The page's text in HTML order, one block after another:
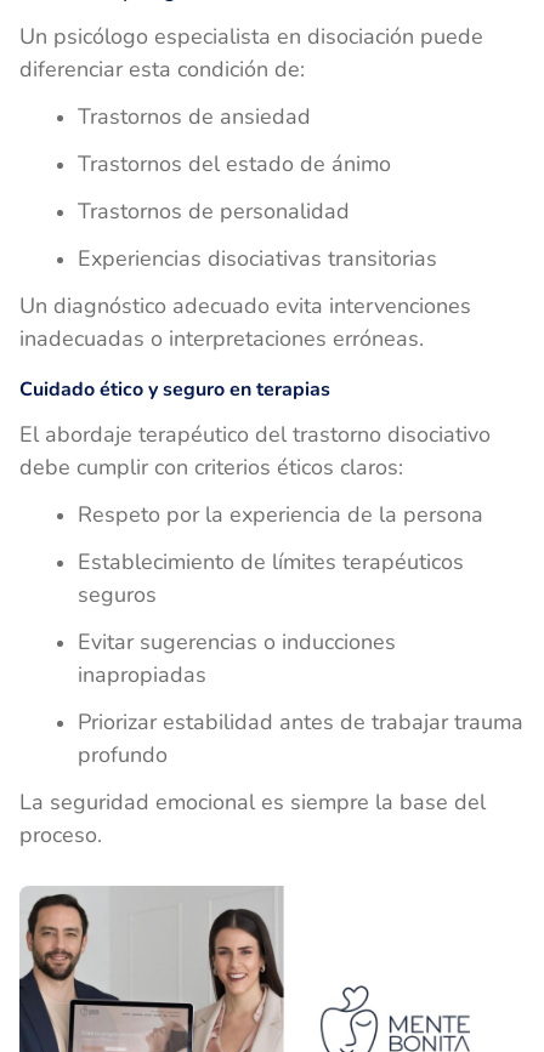
Un psicólogo especialista en disociación puede
diferenciar esta condición de:
Trastornos de ansiedad
Trastornos del estado de ánimo
Trastornos de personalidad
Experiencias disociativas transitorias
Un diagnóstico adecuado evita intervenciones
inadecuadas o interpretaciones erróneas.
Cuidado ético y seguro en terapias
El abordaje terapéutico del trastorno disociativo
debe cumplir con criterios éticos claros:
Respeto por la experiencia de la persona
Establecimiento de límites terapéuticos
seguros
Evitar sugerencias o inducciones
inapropiadas
Priorizar estabilidad antes de trabajar trauma
profundo
La seguridad emocional es siempre la base del
proceso.